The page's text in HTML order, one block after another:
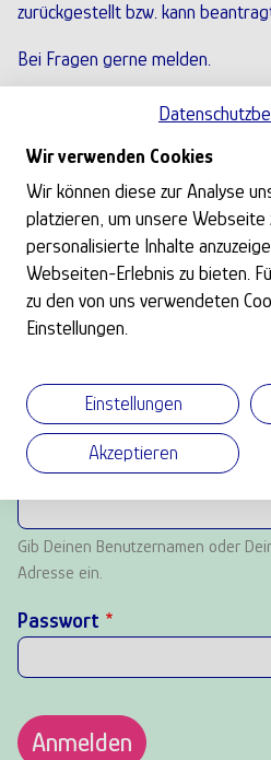
zurückgestellt bzw. kann
Bei Fragen gerne melden.
Gegenleistung
39000 Euro (VB)
Datum:18.05.2026
Ort:Münchehofe Müncheberg
Kontakt
können.
Benutzername oder E-Mail-
Gib Deinen Benutzernamen oder
Adresse ein.
Passwort
Wir verwenden Cookies
Wir können diese zur Analyse
platzieren, um unsere Webseite
personalisierte Inhalte
Webseiten-Erlebnis zu bieten.
zu den von uns verwendeten
Einstellungen.
Einstellungen
Akzeptieren